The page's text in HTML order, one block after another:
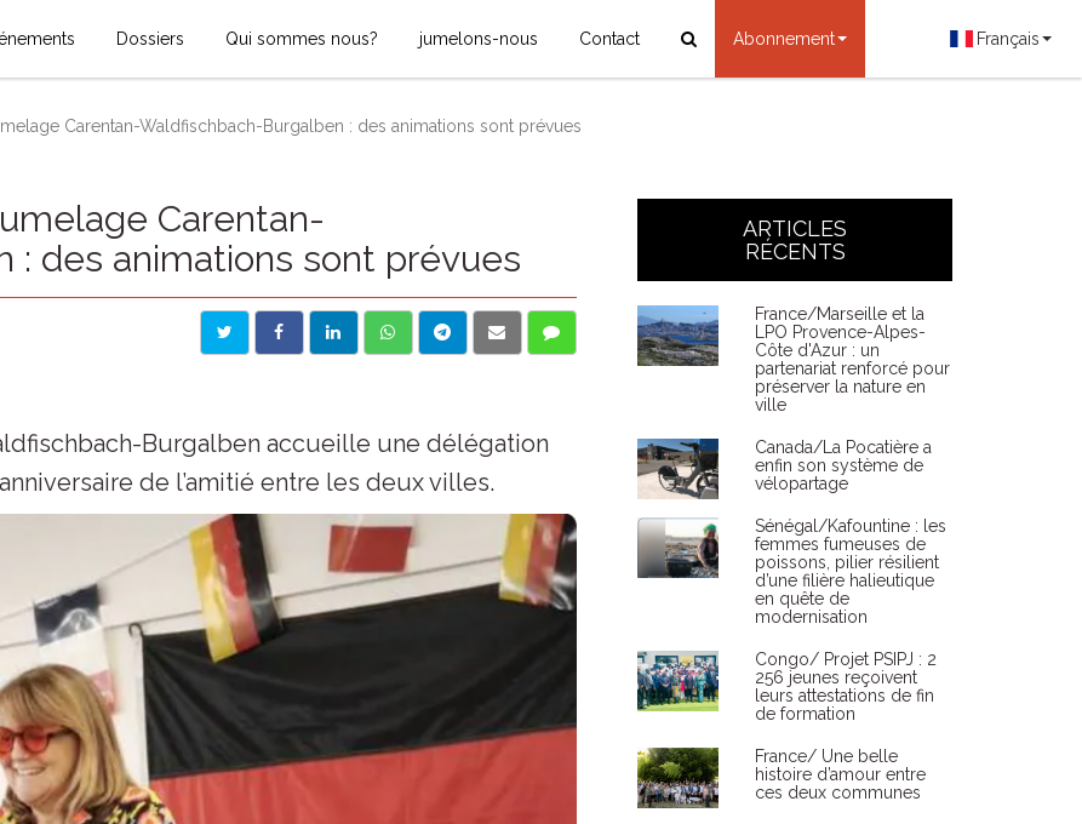
Dossiers Qui sommes nous? jumelons-nous Contact Abonnement Français
Carentan-Waldfischbach-Burgalben : des animations sont prévues
Carentan-
: des animations sont prévues
Burgalben accueille une délégation
de l’amitié entre les deux villes.
ARTICLES
RÉCENTS
France/Marseille et la
LPO Provence-Alpes-
Côte d'Azur : un
partenariat renforcé pour
préserver la nature en
ville
Canada/La Pocatière a
enfin son système de
vélopartage
Sénégal/Kafountine : les
femmes fumeuses de
poissons, pilier résilient
d’une filière halieutique
en quête de
modernisation
Congo/ Projet PSIPJ : 2
256 jeunes reçoivent
leurs attestations de fin
de formation
France/ Une belle
histoire d’amour entre
ces deux communes